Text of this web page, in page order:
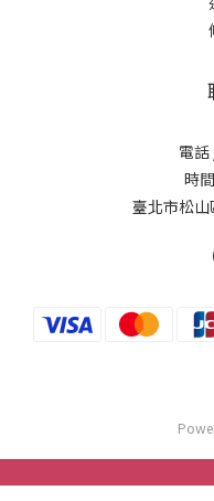
電
時
臺北市松